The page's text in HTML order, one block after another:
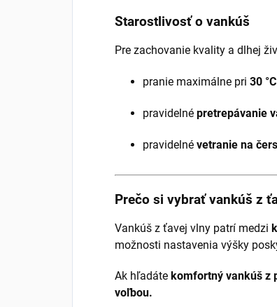
Starostlivosť o vankúš
Pre zachovanie kvality a dlhej
pranie maximálne pri 30 °C
pravidelné pretrepávanie
pravidelné vetranie na
Prečo si vybrať vankúš z
Vankúš z ťavej vlny patrí medzi
možnosti nastavenia výšky
Ak hľadáte komfortný vankúš z
voľbou.